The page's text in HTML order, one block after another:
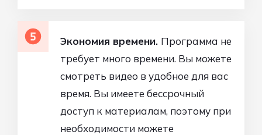
Экономия времени. Программа не
требует много времени. Вы можете
смотреть видео в удобное для вас
время. Вы имеете бессрочный
доступ к материалам, поэтому при
необходимости можете